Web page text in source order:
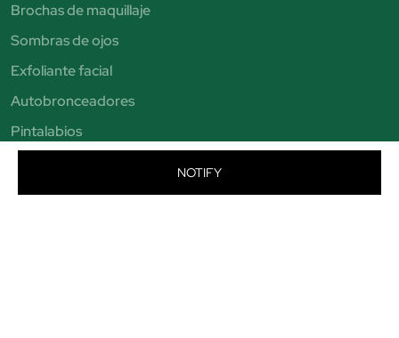
NOTIFY
Brochas de maquillaje
Sombras de ojos
Exfoliante facial
Autobronceadores
Pintalabios